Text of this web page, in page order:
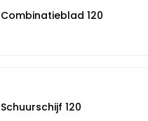
Combinatieblad 120
Schuurschijf 120